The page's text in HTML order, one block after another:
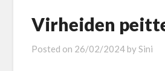
Virheiden
Posted on 26/02/2024 bySini